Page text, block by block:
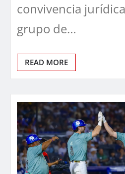
convivencia
grupo de…
READ MORE